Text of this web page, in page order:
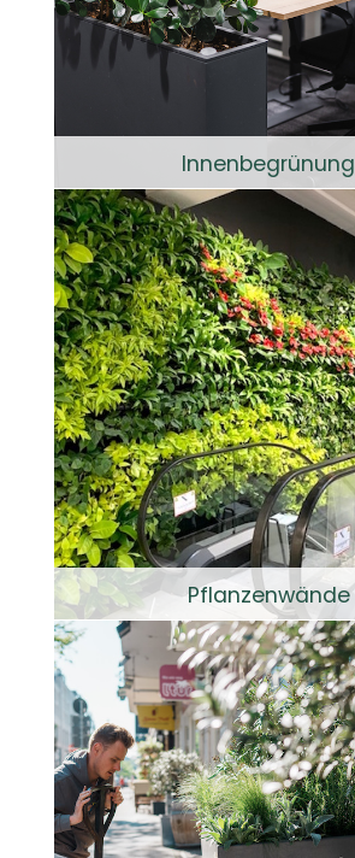
Innenbegrünung
Pflanzenwände